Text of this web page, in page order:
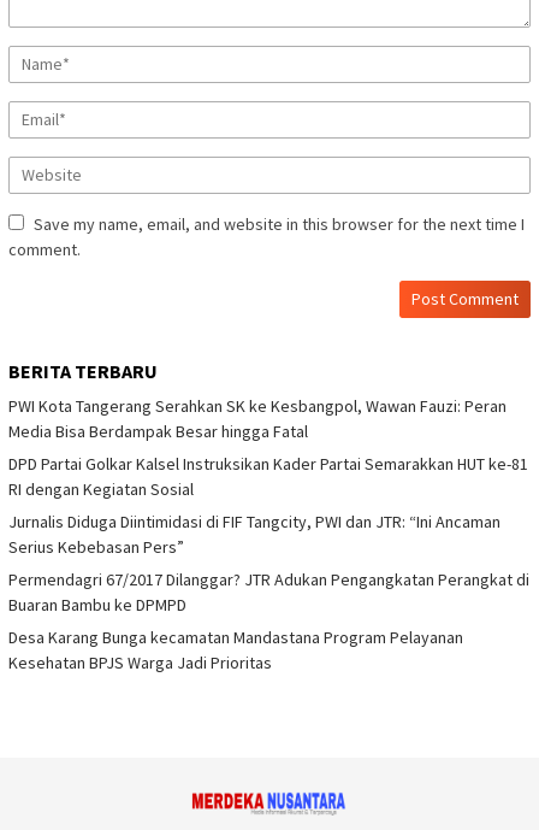
Save my name, email, and website in this browser for the next time I
comment.
BERITA TERBARU
PWI Kota Tangerang Serahkan SK ke Kesbangpol, Wawan Fauzi: Peran
Media Bisa Berdampak Besar hingga Fatal
DPD Partai Golkar Kalsel Instruksikan Kader Partai Semarakkan HUT ke-81
RI dengan Kegiatan Sosial
Jurnalis Diduga Diintimidasi di FIF Tangcity, PWI dan JTR: “Ini Ancaman
Serius Kebebasan Pers”
Permendagri 67/2017 Dilanggar? JTR Adukan Pengangkatan Perangkat di
Buaran Bambu ke DPMPD
Desa Karang Bunga kecamatan Mandastana Program Pelayanan
Kesehatan BPJS Warga Jadi Prioritas